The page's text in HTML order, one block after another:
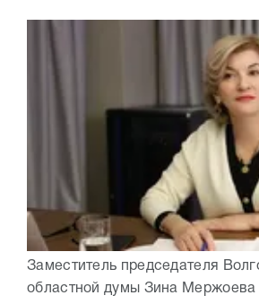
Заместитель председателя
областной думы Зина Мержоева